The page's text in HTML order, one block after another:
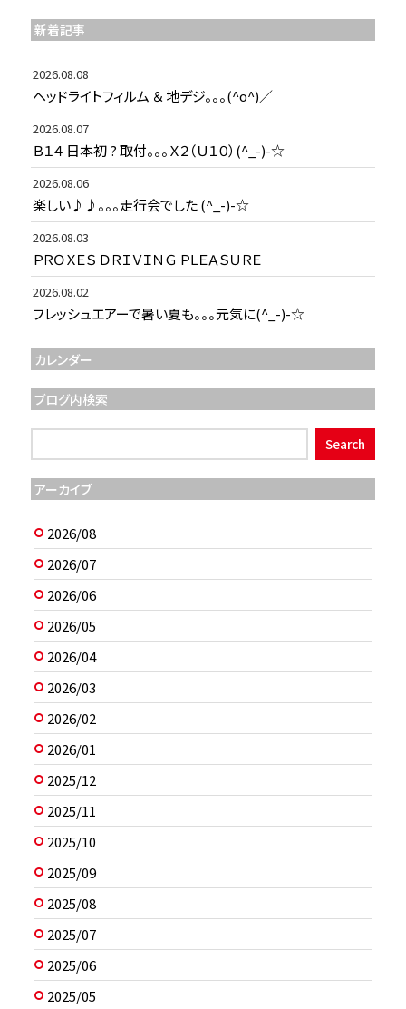
新着記事
2026.08.08
ヘッドライトフィルム ＆ 地デジ。。。(^o^)／
2026.08.07
Ｂ１４ 日本初 ? 取付。。。Ｘ２（Ｕ１０）(^_-)-☆
2026.08.06
楽しい♪♪。。。走行会でした (^_-)-☆
2026.08.03
ＰＲＯＸＥＳ ＤＲＩＶＩＮＧ ＰＬＥＡＳＵＲＥ
2026.08.02
フレッシュエアーで暑い夏も。。。元気に(^_-)-☆
カレンダー
ブログ内検索
アーカイブ
2026/08
2026/07
2026/06
2026/05
2026/04
2026/03
2026/02
2026/01
2025/12
2025/11
2025/10
2025/09
2025/08
2025/07
2025/06
2025/05